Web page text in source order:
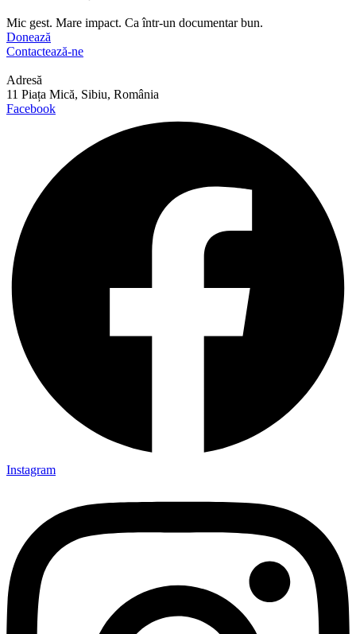
Mic gest. Mare impact. Ca într-un documentar bun.
Donează
Contactează-ne
Adresă
11 Piața Mică, Sibiu, România
Facebook
Instagram